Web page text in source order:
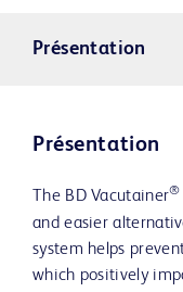
Présentation
Présentation
The BD Vacutainer®
and easier
system helps
which positively